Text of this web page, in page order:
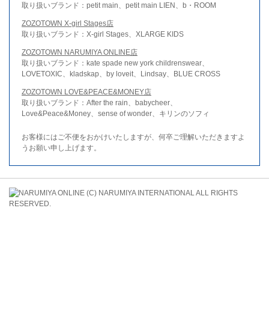
取り扱いブランド：petit main、petit main LIEN、b・ROOM
ZOZOTOWN X-girl Stages店
取り扱いブランド：X-girl Stages、XLARGE KIDS
ZOZOTOWN NARUMIYA ONLINE店
取り扱いブランド：kate spade new york childrenswear、
LOVETOXIC、kladskap、by loveit、Lindsay、BLUE CROSS
ZOZOTOWN LOVE&PEACE&MONEY店
取り扱いブランド：After the rain、babycheer、
Love&Peace&Money、sense of wonder、キリンのソフィ
お客様にはご不便をおかけいたしますが、何卒ご理解いただきますよ
うお願い申し上げます。